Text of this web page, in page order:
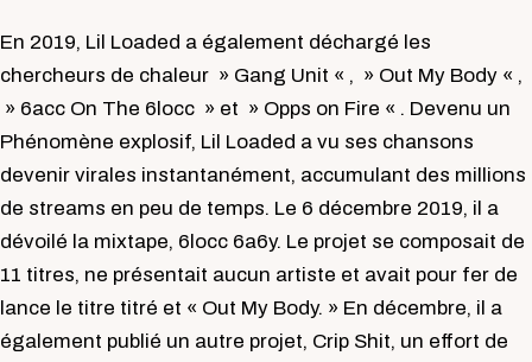
En 2019, Lil Loaded a également déchargé les
chercheurs de chaleur » Gang Unit « , » Out My Body « ,
» 6acc On The 6locc » et » Opps on Fire « . Devenu un
Phénomène explosif, Lil Loaded a vu ses chansons
devenir virales instantanément, accumulant des millions
de streams en peu de temps. Le 6 décembre 2019, il a
dévoilé la mixtape, 6locc 6a6y. Le projet se composait de
11 titres, ne présentait aucun artiste et avait pour fer de
lance le titre titré et « Out My Body. » En décembre, il a
également publié un autre projet, Crip Shit, un effort de